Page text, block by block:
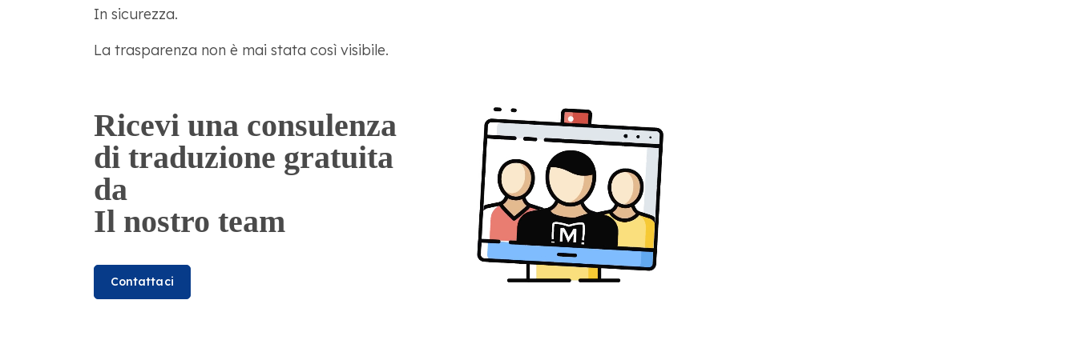
In sicurezza.
La trasparenza non è mai stata così visibile.
Ricevi una consulenza
di traduzione gratuita
da
Il nostro team
Contattaci